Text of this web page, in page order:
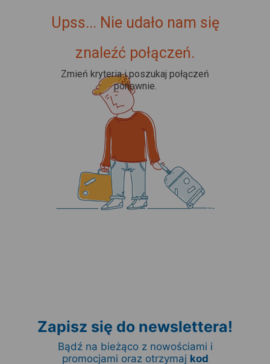
Upss... Nie udało nam się
znaleźć połączeń.
Zmień kryteria i poszukaj połączeń
ponownie.
Zapisz się do newslettera!
Bądź na bieżąco z nowościami i
promocjami oraz otrzymaj kod